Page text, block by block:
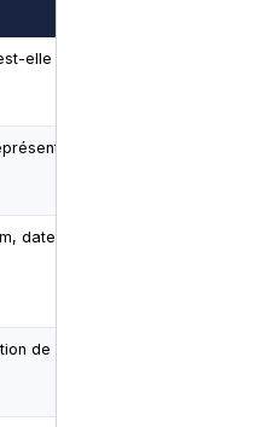
elle active au registre ?
légal officiel ?
date de naissance du
de la personne